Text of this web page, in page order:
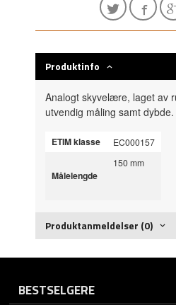
Produktinfo
Analogt skyvelære, laget av
utvendig måling samt
ETIM klasse EC000157
Målelengde
150 mm
Produktanmeldelser (0)
BESTSELGERE